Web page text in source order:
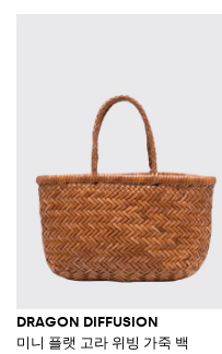
DRAGON DIFFUSION
미니 플랫 고라 위빙 가죽 백